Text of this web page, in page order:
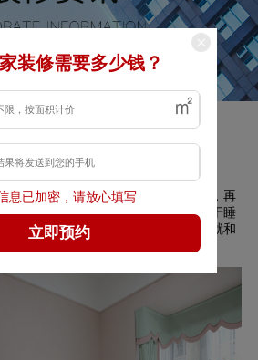
装教你卧室装修怎么做
的睡眠，睡眠占了一天中很长的时间，再
玩手机，一个装修舒适的卧室，有助于睡
工作上，能事半功倍。那么，接下来就和
装修需要多少钱？
息已加密，请放心填写